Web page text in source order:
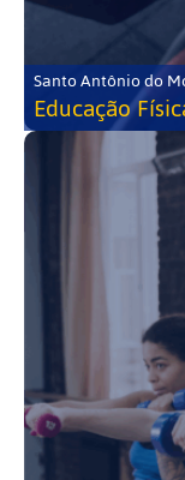
Santo Antônio do
Educação